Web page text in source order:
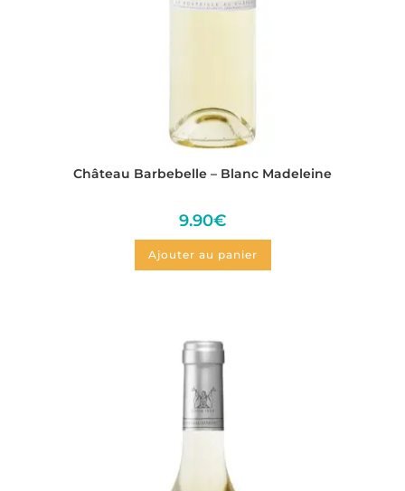
Château Barbebelle – Blanc Madeleine
9.90€
Ajouter au panier